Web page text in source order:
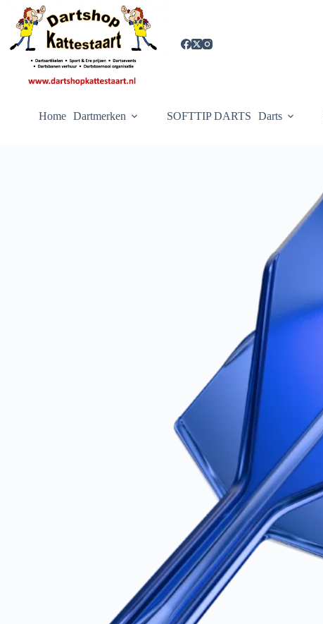
inhoud
Home Dartmerken SOFTTIP DARTS Darts